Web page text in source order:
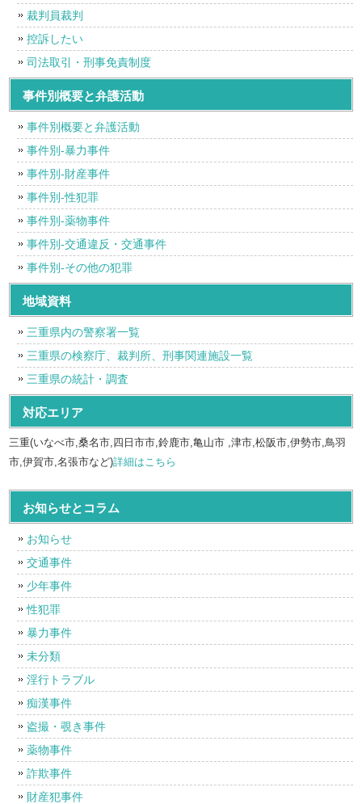
裁判員裁判
控訴したい
司法取引・刑事免責制度
事件別概要と弁護活動
事件別概要と弁護活動
事件別-暴力事件
事件別-財産事件
事件別-性犯罪
事件別-薬物事件
事件別-交通違反・交通事件
事件別-その他の犯罪
地域資料
三重県内の警察署一覧
三重県の検察庁、裁判所、刑事関連施設一覧
三重県の統計・調査
対応エリア
三重(いなべ市,桑名市,四日市市,鈴鹿市,亀山市 ,津市,松阪市,伊勢市,鳥羽
市,伊賀市,名張市など)詳細はこちら
お知らせとコラム
お知らせ
交通事件
少年事件
性犯罪
暴力事件
未分類
淫行トラブル
痴漢事件
盗撮・覗き事件
薬物事件
詐欺事件
財産犯事件